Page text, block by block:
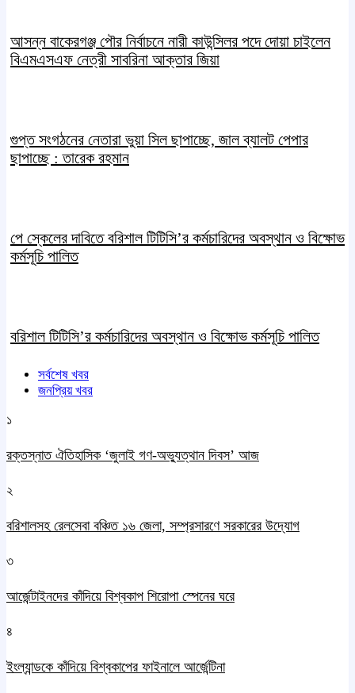
আসন্ন বাকেরগঞ্জ পৌর নির্বাচনে নারী কাউন্সিলর পদে দোয়া চাইলেন
বিএমএসএফ নেত্রী সাবরিনা আক্তার জিয়া
গুপ্ত সংগঠনের নেতারা ভুয়া সিল ছাপাচ্ছে, জাল ব্যালট পেপার
ছাপাচ্ছে : তারেক রহমান
পে স্কেলের দাবিতে বরিশাল টিটিসি’র কর্মচারিদের অবস্থান ও বিক্ষোভ
কর্মসূচি পালিত
বরিশাল টিটিসি’র কর্মচারিদের অবস্থান ও বিক্ষোভ কর্মসূচি পালিত
সর্বশেষ খবর
জনপ্রিয় খবর
১
রক্তস্নাত ঐতিহাসিক ‌‘জুলাই গণ-অভ্যুত্থান দিবস’ আজ
২
বরিশালসহ রেলসেবা বঞ্চিত ১৬ জেলা, সম্প্রসারণে সরকারের উদ্যোগ
৩
আর্জেন্টাইনদের কাঁদিয়ে বিশ্বকাপ শিরোপা স্পেনের ঘরে
৪
ইংল্যান্ডকে কাঁদিয়ে বিশ্বকাপের ফাইনালে আর্জেন্টিনা